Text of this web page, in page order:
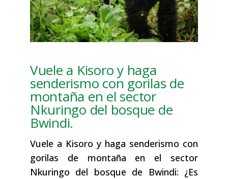
Vuele a Kisoro y haga
senderismo con gorilas de
montaña en el sector
Nkuringo del bosque de
Bwindi.
Vuele a Kisoro y haga senderismo con
gorilas de montaña en el sector
Nkuringo del bosque de Bwindi: ¿Es